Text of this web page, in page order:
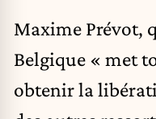
Maxime Prévot,
Belgique « met
obtenir la